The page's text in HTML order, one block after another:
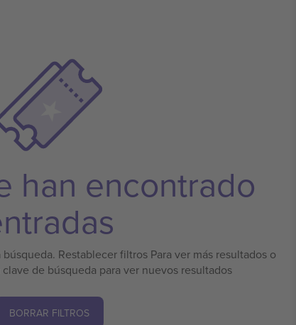
han encontrado
Restablecer filtros Para ver más resultados o
de búsqueda para ver nuevos resultados
BORRAR FILTROS